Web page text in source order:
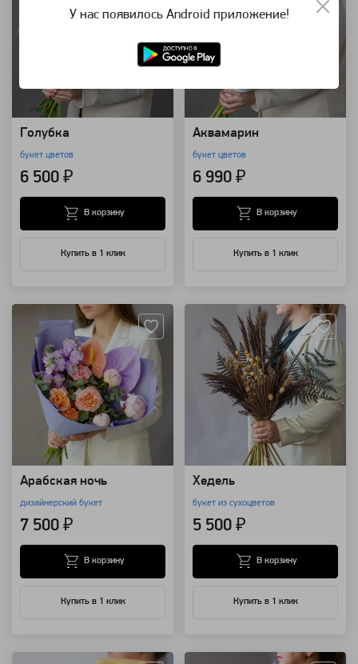
Голубка
букет цветов
6 500 ₽
Купить в 1 клик
В корзину
Аквамарин
букет цветов
6 990 ₽
Купить в 1 клик
В корзину
Арабская ночь
дизайнерский букет
7 500 ₽
Купить в 1 клик
В корзину
Хедель
букет из сухоцветов
5 500 ₽
Купить в 1 клик
В корзину
У нас появилось Android приложение!